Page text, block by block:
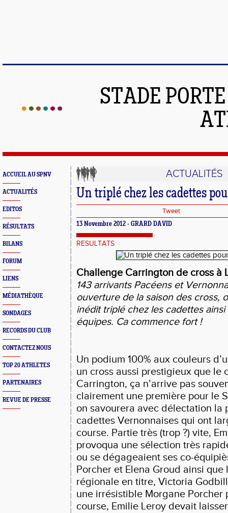
STADE
ACCUEIL AU SPNV
ACTUALITÉS
EDITOS
RÉSULTATS
BILANS
FORUM
LIENS
MÉDIATHÈQUE
SONDAGES
RECORDS DU CLUB
CONTACTEZ NOUS
TOP 20 ATHLETES
PARTENAIRES
REVUE DE PRESSE
ACTUALITÉS
Un triplé chez les cadettes
Tweet
13 Novembre 2012 - GRARD DAVID
RESULTATS
Challenge Carrington de cross à
143 arrivants Pacéens et
ouverture de la saison des cross,
inédit triplé chez les cadettes
équipes. Ca commence fort !
Un podium 100% aux couleurs
un cross aussi prestigieux que le
Carrington, ça n’arrive pas
clairement une première pour le
on savourera avec délectation la
cadettes Vernonnaises qui ont
course. Partie très (trop ?) vite,
provoqua une sélection très
ou se dégageaient ses co-
Porcher et Elena Groud ainsi que
régionale en titre, Victoria
une irrésistible Morgane Porcher
course, Emilie Leroy devait